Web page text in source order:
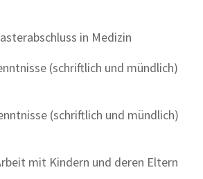
in Medizin
(schriftlich und mündlich)
(schriftlich und mündlich)
mit Kindern und deren Eltern